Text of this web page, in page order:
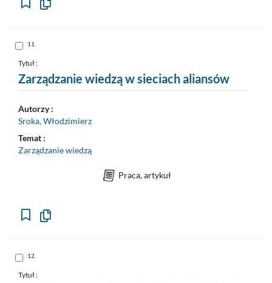
Kopiuj
Skocz
do
nr
11
11.
Tytuł :
Zarządzanie wiedzą w sieciach aliansów
Autorzy :
Sroka, Włodzimierz
Temat :
Zarządzanie wiedzą
Praca, artykuł
Kopiuj
Skocz
do
nr
12
12.
Tytuł :